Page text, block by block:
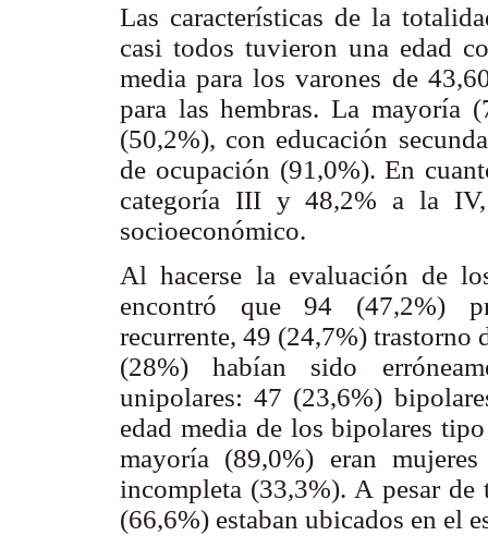
Las características de la
casi todos tuvieron una edad
media para los varones de
para las hembras. La mayoría
(50,2%), con educación
de ocupación (91,0%). En
categoría III y 48,2% a la
socioeconómico.
Al hacerse la evaluación de
encontró que 94 (47,2%)
recurrente, 49 (24,7%) trastorno
(28%) habían sido
unipolares: 47 (23,6%)
edad media de los bipolares
mayoría (89,0%) eran
incompleta (33,3%). A pesar
(66,6%) estaban ubicados en el